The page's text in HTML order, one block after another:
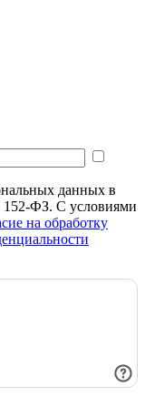
данных в
152-ФЗ. С условиями
на обработку